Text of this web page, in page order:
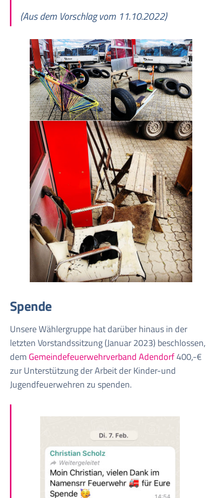
(Aus dem Vorschlag vom 11.10.2022)
Spende
Unsere Wählergruppe hat darüber hinaus in der
letzten Vorstandssitzung (Januar 2023) beschlossen,
dem Gemeindefeuerwehrverband Adendorf400,-€
zur Unterstützung der Arbeit der Kinder-und
Jugendfeuerwehren zu spenden.